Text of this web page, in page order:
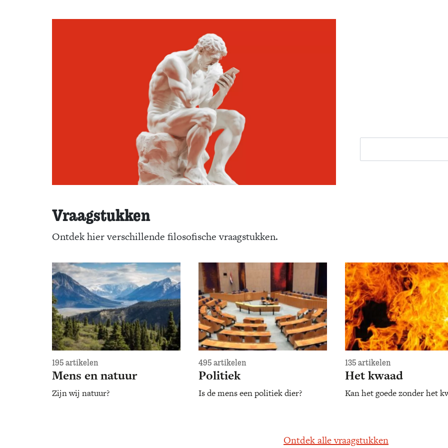
Vraagstukken
Ontdek hier verschillende filosofische vraagstukken.
195 artikelen
Mens en natuur
Zijn wij natuur?
495 artikelen
Politiek
Is de mens een politiek dier?
135 artikelen
Het kwaad
Kan het goede zonder het
Ontdek alle vraagstukken